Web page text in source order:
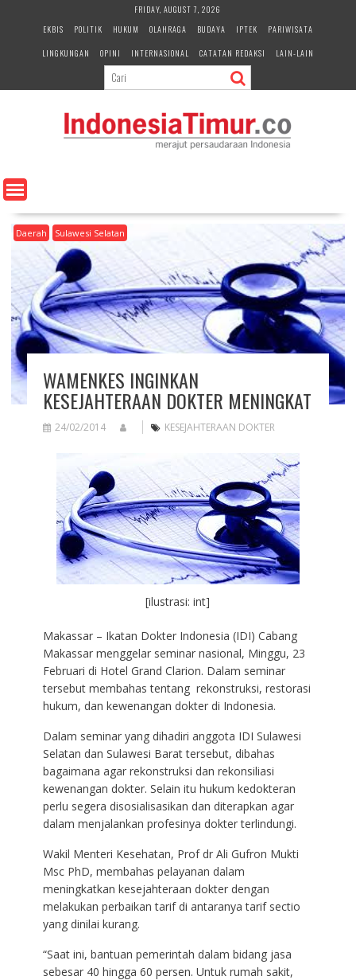
e
n
FRIDAY, AUGUST 7, 2026
EKBIS
POLITIK HUKUM OLAHRAGA BUDAYA IPTEK
PARIWISATA
LINGKUNGAN
OPINI INTERNASIONAL CATATAN REDAKSI LAIN-LAIN
Daerah Sulawesi Selatan
WAMENKES INGINKAN
KESEJAHTERAAN DOKTER MENINGKAT
24/02/2014 KESEJAHTERAAN DOKTER
[ilustrasi: int]
Makassar – Ikatan Dokter Indonesia (IDI) Cabang
Makassar menggelar seminar nasional, Minggu, 23
Februari di Hotel Grand Clarion. Dalam seminar
tersebut membahas tentang rekonstruksi, restorasi
hukum, dan kewenangan dokter di Indonesia.
Dalam seminar yang dihadiri anggota IDI Sulawesi
Selatan dan Sulawesi Barat tersebut, dibahas
bagaimana agar rekonstruksi dan rekonsiliasi
kewenangan dokter. Selain itu hukum kedokteran
perlu segera disosialisasikan dan diterapkan agar
dalam menjalankan profesinya dokter terlindungi.
Wakil Menteri Kesehatan, Prof dr Ali Gufron Mukti
Msc PhD, membahas pelayanan dalam
meningkatkan kesejahteraan dokter dengan
melakukan perbaikan tarif di antaranya tarif sectio
yang dinilai kurang.
“Saat ini, bantuan pemerintah dalam bidang jasa
sebesar 40 hingga 60 persen. Untuk rumah sakit,